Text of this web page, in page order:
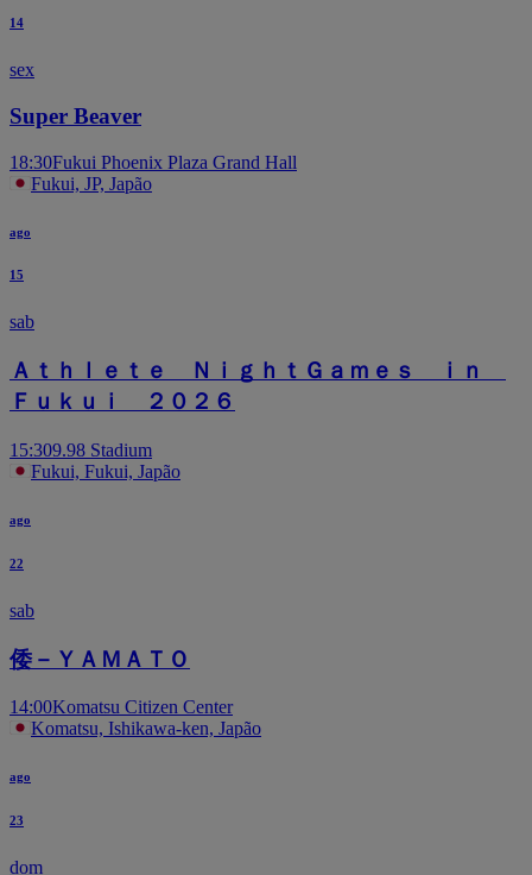
14
sex
Super Beaver
18:30Fukui Phoenix Plaza Grand Hall
Fukui, JP, Japão
ago
15
sab
Ａｔｈｌｅｔｅ ＮｉｇｈｔＧａｍｅｓ ｉｎ
Ｆｕｋｕｉ ２０２６
15:309.98 Stadium
Fukui, Fukui, Japão
ago
22
sab
倭－ＹＡＭＡＴＯ
14:00Komatsu Citizen Center
Komatsu, Ishikawa-ken, Japão
ago
23
dom